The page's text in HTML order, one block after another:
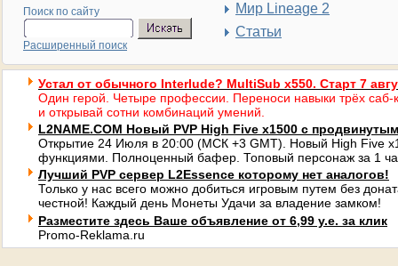
Поиск по сайту
Расширенный поиск
Мир Lineage 2
Статьи
Устал от обычного Interlude? MultiSub x550. Старт 7
Один герой. Четыре профессии. Переноси навыки трёх саб-
и открывай сотни комбинаций умений.
L2NAME.COM Новый PVP High Five x1500 с
Открытие 24 Июля в 20:00 (МСК +3 GMT). Новый High Five
функциями. Полноценный бафер. Топовый персонаж за 1
Лучший PVP сервер L2Essence которому нет аналогов!
Только у нас всего можно добиться игровым путем без
честной! Каждый день Монеты Удачи за владение замком!
Разместите здесь Ваше объявление от 6,99 у.е. за клик
Promo-Reklama.ru